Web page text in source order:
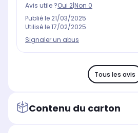
Avis utile ?Oui 2Non 0
Publié le 21/03/2025
Utilisé le17/02/2025
Signaler un abus
Tous les avis
Contenu du carton